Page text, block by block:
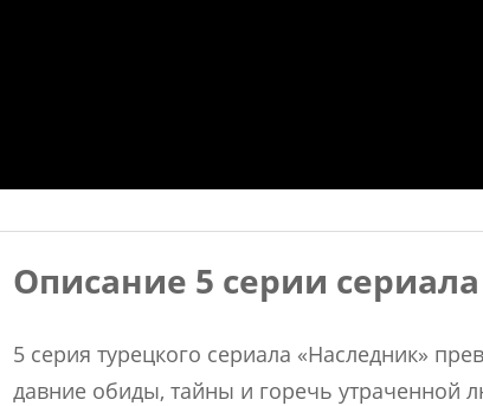
Описание 5 серии
5 серия турецкого сериала «Наследник»
давние обиды, тайны и горечь утраченной